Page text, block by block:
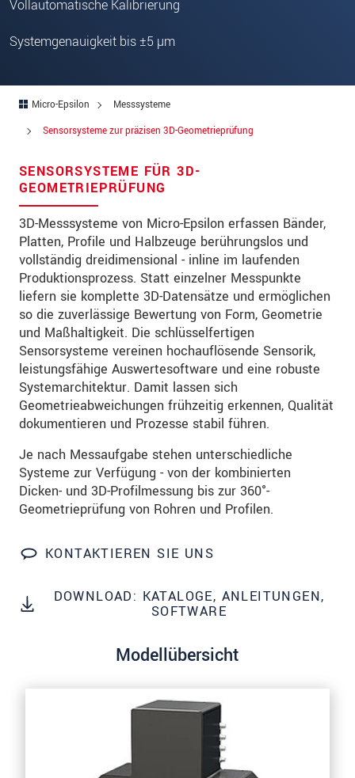
Vollautomatische Kalibrierung
Systemgenauigkeit bis ±5 µm
Micro-Epsilon
Messsysteme
Sensorsysteme zur präzisen 3D-Geometrieprüfung
SENSORSYSTEME FÜR 3D-
GEOMETRIEPRÜFUNG
3D-Messsysteme von Micro-Epsilon erfassen Bänder,
Platten, Profile und Halbzeuge berührungslos und
vollständig dreidimensional - inline im laufenden
Produktionsprozess. Statt einzelner Messpunkte
liefern sie komplette 3D-Datensätze und ermöglichen
so die zuverlässige Bewertung von Form, Geometrie
und Maßhaltigkeit. Die schlüsselfertigen
Sensorsysteme vereinen hochauflösende Sensorik,
leistungsfähige Auswertesoftware und eine robuste
Systemarchitektur. Damit lassen sich
Geometrieabweichungen frühzeitig erkennen, Qualität
dokumentieren und Prozesse stabil führen.
Je nach Messaufgabe stehen unterschiedliche
Systeme zur Verfügung - von der kombinierten
Dicken- und 3D-Profilmessung bis zur 360°-
Geometrieprüfung von Rohren und Profilen.
KONTAKTIEREN SIE UNS
DOWNLOAD: KATALOGE, ANLEITUNGEN,
SOFTWARE
Modellübersicht
PLZ
Land*
Telefon
Email *
Nachricht
Bitte halten Sie mich per Mail über
Produktinnovationen auf dem Laufenden
* Pflichtangaben
Wir behandeln Ihre Daten vertraulich. Bitte lesen Sie
dazu unsereDatenschutzerklärung.
SENDEN